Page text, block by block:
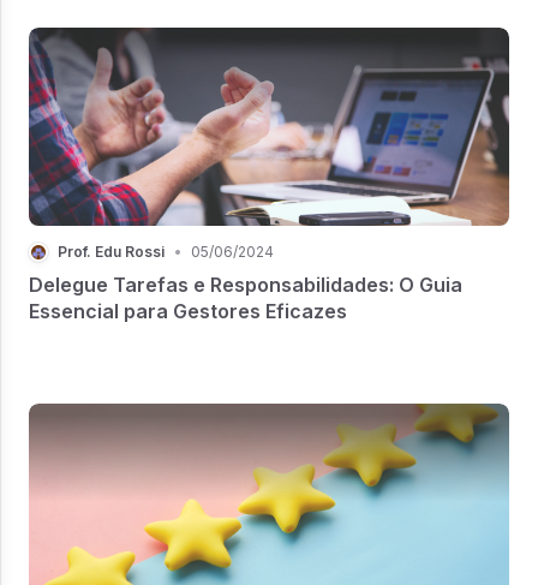
Prof. Edu Rossi • 05/06/2024
Delegue Tarefas e Responsabilidades: O Guia
Essencial para Gestores Eficazes